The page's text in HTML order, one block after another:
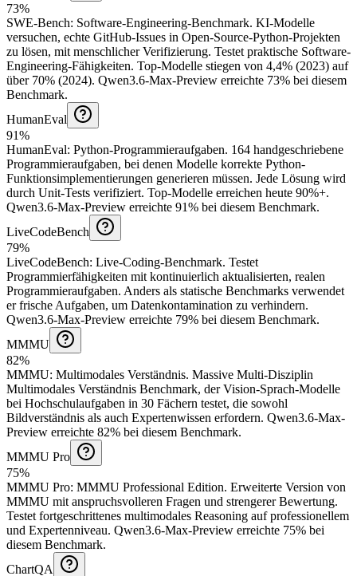
73%
SWE-Bench: Software-Engineering-Benchmark. KI-Modelle
versuchen, echte GitHub-Issues in Open-Source-Python-Projekten
zu lösen, mit menschlicher Verifizierung. Testet praktische Software-
Engineering-Fähigkeiten. Top-Modelle stiegen von 4,4% (2023) auf
über 70% (2024). Qwen3.6-Max-Preview erreichte 73% bei diesem
Benchmark.
HumanEval
91%
HumanEval: Python-Programmieraufgaben. 164 handgeschriebene
Programmieraufgaben, bei denen Modelle korrekte Python-
Funktionsimplementierungen generieren müssen. Jede Lösung wird
durch Unit-Tests verifiziert. Top-Modelle erreichen heute 90%+.
Qwen3.6-Max-Preview erreichte 91% bei diesem Benchmark.
LiveCodeBench
79%
LiveCodeBench: Live-Coding-Benchmark. Testet
Programmierfähigkeiten mit kontinuierlich aktualisierten, realen
Programmieraufgaben. Anders als statische Benchmarks verwendet
er frische Aufgaben, um Datenkontamination zu verhindern.
Qwen3.6-Max-Preview erreichte 79% bei diesem Benchmark.
MMMU
82%
MMMU: Multimodales Verständnis. Massive Multi-Disziplin
Multimodales Verständnis Benchmark, der Vision-Sprach-Modelle
bei Hochschulaufgaben in 30 Fächern testet, die sowohl
Bildverständnis als auch Expertenwissen erfordern. Qwen3.6-Max-
Preview erreichte 82% bei diesem Benchmark.
MMMU Pro
75%
MMMU Pro: MMMU Professional Edition. Erweiterte Version von
MMMU mit anspruchsvolleren Fragen und strengerer Bewertung.
Testet fortgeschrittenes multimodales Reasoning auf professionellem
und Expertenniveau. Qwen3.6-Max-Preview erreichte 75% bei
diesem Benchmark.
ChartQA